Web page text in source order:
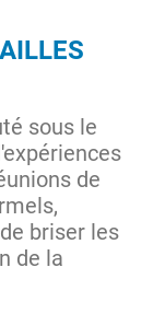
sous le
de
briser les
de la